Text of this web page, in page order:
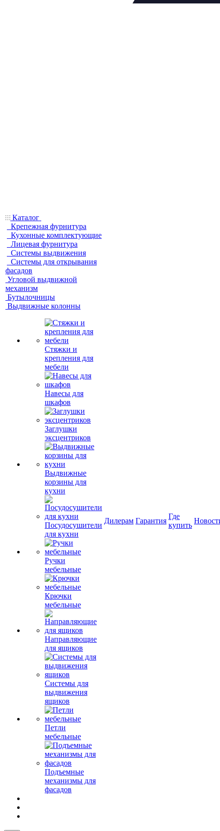
Каталог
Крепежная фурнитура
Кухонные комплектующие
Лицевая фурнитура
Системы выдвижения
Системы для открывания
фасадов
Угловой выдвижной
механизм
Бутылочницы
Выдвижные колонны
Стяжки и
крепления для
мебели
Навесы для
шкафов
Заглушки
эксцентриков
Выдвижные
корзины для
кухни
Посудосушители
для кухни
Ручки
мебельные
Крючки
мебельные
Направляющие
для ящиков
Системы для
выдвижения
ящиков
Петли
мебельные
Подъемные
механизмы для
фасадов
Дилерам Гарантия
Где
купить